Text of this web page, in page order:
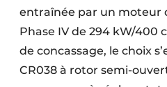
entraînée par un moteur
Phase IV de 294 kW/400
de concassage, le choix
CR038 à rotor semi-